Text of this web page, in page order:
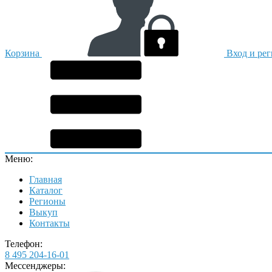
Корзина Вход и
Меню:
Главная
Каталог
Регионы
Выкуп
Контакты
Телефон:
8 495 204-16-01
Мессенджеры: